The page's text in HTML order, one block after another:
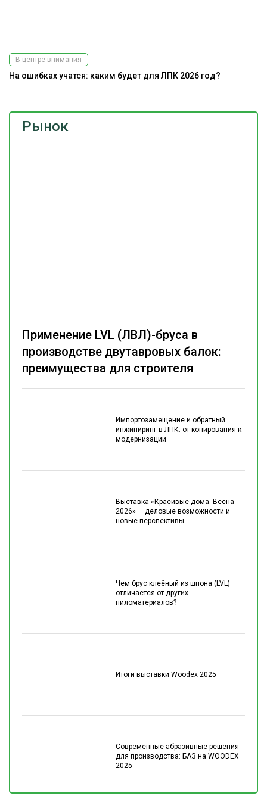
Рынок
Импортозамещение и обратный
инжиниринг в ЛПК: от копирования к
модернизации
Выставка «Красивые дома. Весна
2026» — деловые возможности и
новые перспективы
Чем брус клеёный из шпона (LVL)
отличается от других
пиломатериалов?
Итоги выставки Woodex 2025
Современные абразивные решения
для производства: БАЗ на WOODEX
2025
Применение LVL (ЛВЛ)-бруса в
производстве двутавровых балок:
преимущества для строителя
В центре внимания
На ошибках учатся: каким будет для ЛПК 2026 год?